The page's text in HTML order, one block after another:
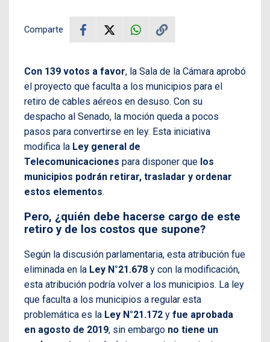
Comparte
Con 139 votos a favor, la Sala de la Cámara aprobó
el proyecto que faculta a los municipios para el
retiro de cables aéreos en desuso. Con su
despacho al Senado, la moción queda a pocos
pasos para convertirse en ley. Esta iniciativa
modifica la Ley general de
Telecomunicaciones para disponer que los
municipios podrán retirar, trasladar y ordenar
estos elementos.
Pero, ¿quién debe hacerse cargo de este
retiro y de los costos que supone?
Según la discusión parlamentaria, esta atribución fue
eliminada en la Ley N°21.678 y con la modificación,
esta atribución podría volver a los municipios. La ley
que faculta a los municipios a regular esta
problemática es la Ley N°21.172 y fue aprobada
en agosto de 2019, sin embargo no tiene un